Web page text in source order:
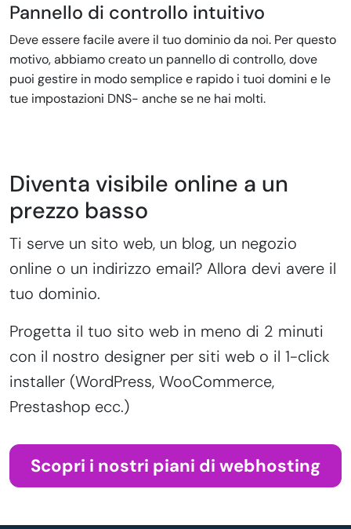
Pannello di controllo intuitivo
Deve essere facile avere il tuo dominio da noi. Per questo
motivo, abbiamo creato un pannello di controllo, dove
puoi gestire in modo semplice e rapido i tuoi domini e le
tue impostazioni DNS- anche se ne hai molti.
Diventa visibile online a un
prezzo basso
Ti serve un sito web, un blog, un negozio
online o un indirizzo email? Allora devi avere il
tuo dominio.
Progetta il tuo sito web in meno di 2 minuti
con il nostro designer per siti web o il 1-click
installer (WordPress, WooCommerce,
Prestashop ecc.)
Scopri i nostri piani di webhosting